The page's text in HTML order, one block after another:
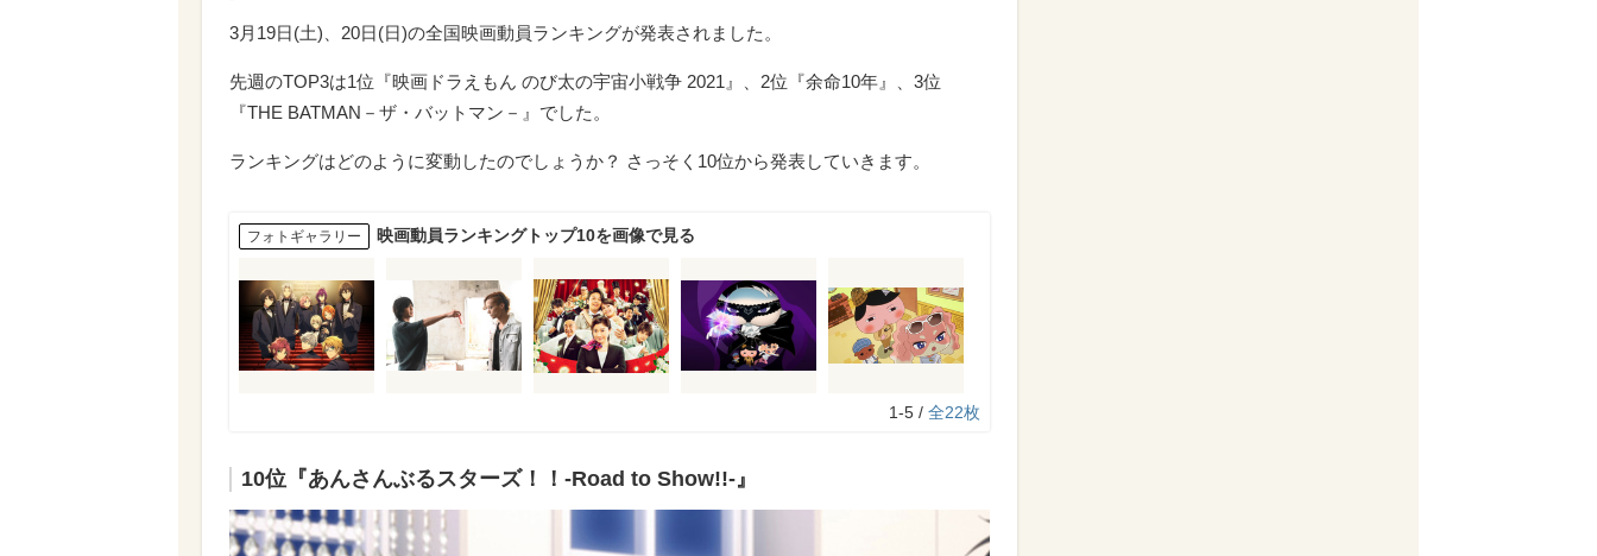
3月19日(土)、20日(日)の全国映画動員ランキングが発表されました。
先週のTOP3は1位『映画ドラえもん のび太の宇宙小戦争 2021』、2位『余命10年』、3位
『THE BATMAN－ザ・バットマン－』でした。
ランキングはどのように変動したのでしょうか？ さっそく10位から発表していきます。
フォトギャラリー 映画動員ランキングトップ10を画像で見る
1-5 / 全22枚
10位『あんさんぶるスターズ！！-Road to Show!!-』